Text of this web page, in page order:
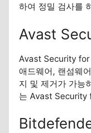
하여 정밀 검사를
Avast
Avast Security for
애드웨어, 랜섬웨
지 및 제거가 가능
는 Avast Security